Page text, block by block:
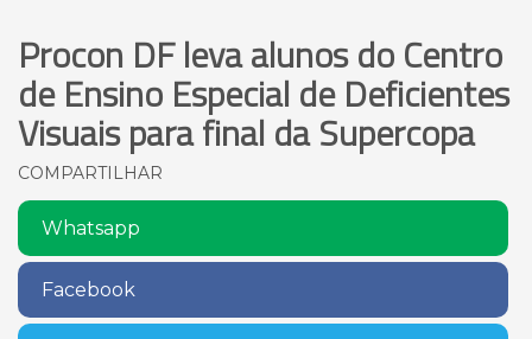
Procon DF leva alunos do Centro
de Ensino Especial de Deficientes
Visuais para final da Supercopa
COMPARTILHAR
Whatsapp
Facebook